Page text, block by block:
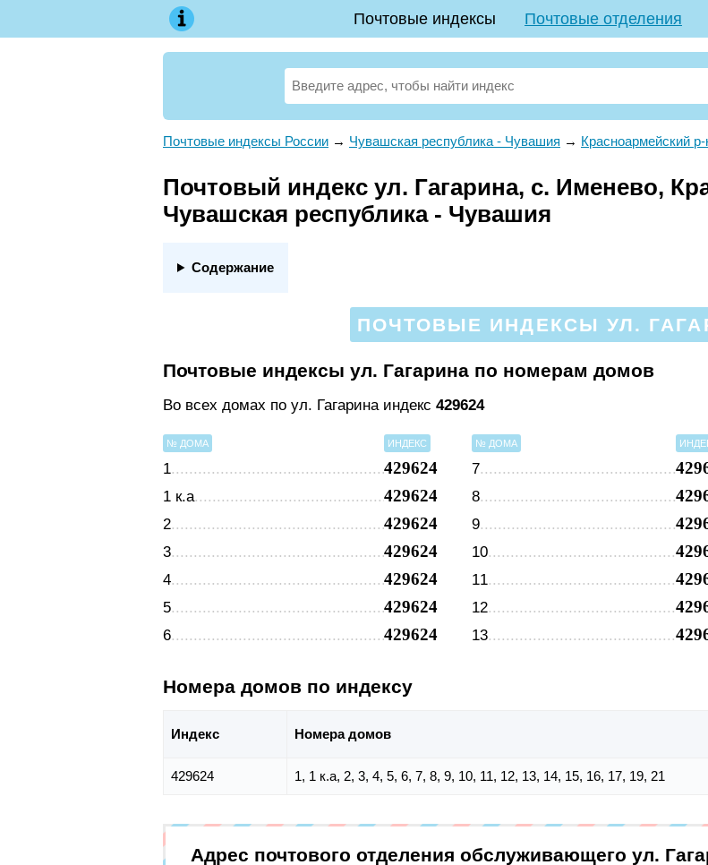
Почтовые индексы Почтовые отделения
Почтовые индексы России → Чувашская республика - Чувашия → Красноармейский р-
Почтовый индекс ул. Гагарина, с. Именево,
Чувашская республика - Чувашия
Содержание
ПОЧТОВЫЕ ИНДЕКСЫ УЛ.
Почтовые индексы ул. Гагарина по номерам домов
Во всех домах по ул. Гагарина индекс 429624
№ ДОМА ИНДЕКС
1 429624
1 к.а 429624
2 429624
3 429624
4 429624
5 429624
6 429624
№ ДОМА
7
8
9
10
11
12
13
Номера домов по индексу
Индекс Номера домов
429624 1, 1 к.а, 2, 3, 4, 5, 6, 7, 8, 9, 10, 11, 12, 13, 14, 15, 16, 17, 19, 21
Адрес почтового отделения обслуживающего ул.